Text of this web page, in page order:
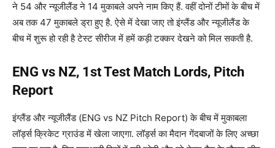
ने 54 और न्यूजीलैंड ने 14 मुकाबले अपने नाम किए हैं. वहीं दोनों टीमों के बीच में
अब तक 47 मुकाबले ड्रा हुए है. ऐसे में देखा जाए तो इंग्लैंड और न्यूजीलैंड के
बीच में शुरू हो रही है टेस्ट सीरीज में हमें कड़ी टक्कर देखने को मिल सकती है.
ENG vs NZ, 1st Test Match Lords, Pitch
Report
इंग्लैंड और न्यूजीलैंड (ENG vs NZ Pitch Report) के बीच में मुकाबला
लॉर्ड्स क्रिकेट ग्राउंड में खेला जाएगा. लॉर्ड्स का मैदान गेंदबाजों के लिए अच्छा